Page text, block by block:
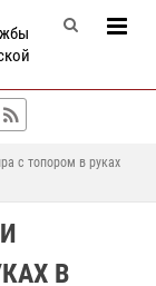
с топором в руках
В